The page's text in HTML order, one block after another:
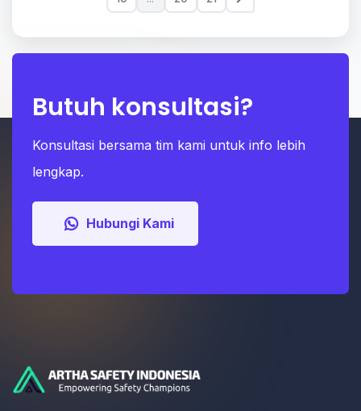
Butuh konsultasi?
Konsultasi bersama tim kami untuk info lebih
lengkap.
Hubungi Kami